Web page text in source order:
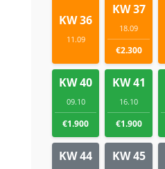
KW 36
11.09
KW 37
18.09
€2.300
KW 40
09.10
€1.900
KW 41
16.10
€1.900
KW 44 KW 45